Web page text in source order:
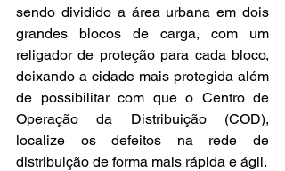
sendo dividido a área urbana em dois
grandes blocos de carga, com um
religador de proteção para cada bloco,
deixando a cidade mais protegida além
de possibilitar com que o Centro de
Operação da Distribuição (COD),
localize os defeitos na rede de